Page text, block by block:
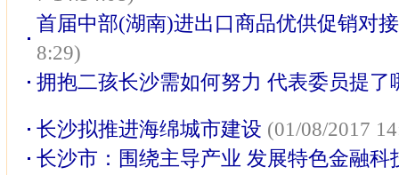
首届中部(湖南)进出口商品优供促销对
8:29)
拥抱二孩长沙需如何努力 代表委员提了
长沙拟推进海绵城市建设 (01/08/2017
长沙市：围绕主导产业 发展特色金融科